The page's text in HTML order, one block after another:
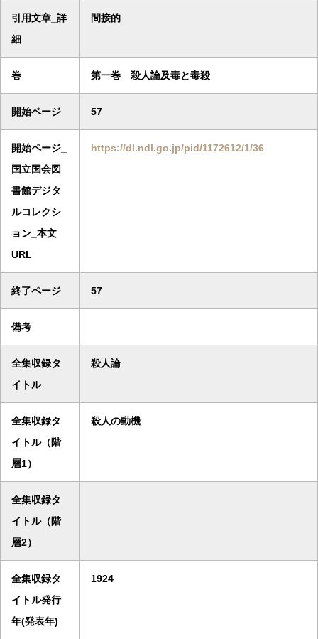
引用文章_詳
細
間接的
巻 第一巻 殺人論及毒と毒殺
開始ページ 57
開始ページ_
国立国会図
書館デジタ
ルコレクシ
ョン_本文
URL
https://dl.ndl.go.jp/pid/1172612/1/36
終了ページ 57
備考
全集収録タ
イトル
殺人論
全集収録タ
イトル（階
層1）
殺人の動機
全集収録タ
イトル（階
層2）
全集収録タ
イトル発行
年(発表年)
1924